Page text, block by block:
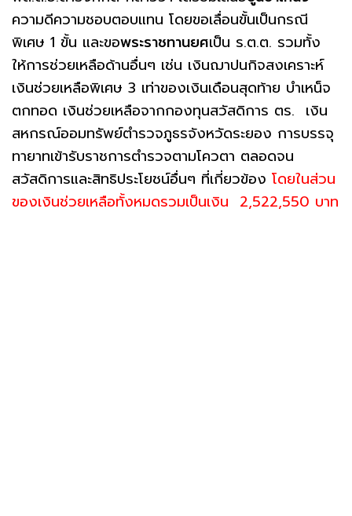
ความดีความชอบตอบแทน โดยขอเลื่อนขั้นเป็นกรณี
พิเศษ 1 ขั้น และขอพระราชทานยศเป็น ร.ต.ต. รวมทั้ง
ให้การช่วยเหลือด้านอื่นๆ เช่น เงินฌาปนกิจสงเคราะห์
เงินช่วยเหลือพิเศษ 3 เท่าของเงินเดือนสุดท้าย บำเหน็จ
ตกทอด เงินช่วยเหลือจากกองทุนสวัสดิการ ตร. เงิน
สหกรณ์ออมทรัพย์ตำรวจภูธรจังหวัดระยอง การบรรจุ
ทายาทเข้ารับราชการตำรวจตามโควตา ตลอดจน
สวัสดิการและสิทธิประโยชน์อื่นๆ ที่เกี่ยวข้อง โดยในส่วน
ของเงินช่วยเหลือทั้งหมดรวมเป็นเงิน 2,522,550 บาท